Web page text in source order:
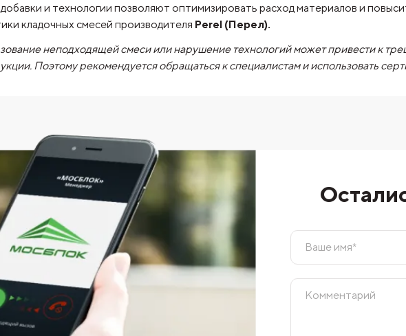
и технологии позволяют оптимизировать расход материалов и
кладочных смесей производителя Perel (Перел).
неподходящей смеси или нарушение технологий может привести к
Поэтому рекомендуется обращаться к специалистам и использовать